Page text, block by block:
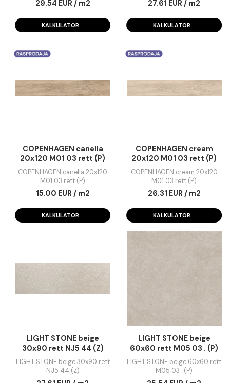
LIGHT STONE score beige
30x90 rett P06 03 (Z)
29.54 EUR / m2
KALKULATOR
LIGHT STONE taupe
P04 03 (Z)
27.61 EUR / m2
COPENHAGEN canella
COPENHAGEN canella 20x120
KALKULATOR
COPENHAGEN
COPENHAGEN cream
M01 03 rett (P)
26.31 EUR / m2